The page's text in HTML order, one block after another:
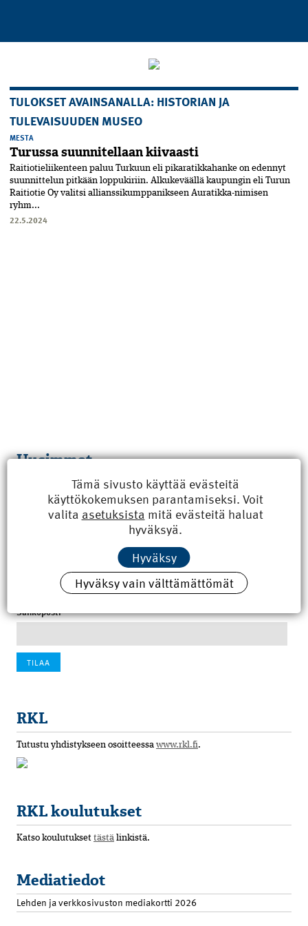
TULOKSET AVAINSANALLA: HISTORIAN JA
TULEVAISUUDEN MUSEO
MESTA
Turussa suunnitellaan kiivaasti
Raitiotieliikenteen paluu Turkuun eli pikaratikkahanke on edennyt
suunnittelun pitkään loppu­kiriin. Alkukeväällä kaupungin eli Turun
Raitiotie Oy valitsi allianssikumppanikseen Auratikka-nimisen
ryhm...
22.5.2024
Uusimmat
Kyberisku kiinteistötietoihin haittaisi energiarakentamista
8.6.2026 15:21
100 vuotta sitten: Rajajoen uusi rautatiesilta
Tilaa uutiskirje
Sähköposti
RKL
Tutustu yhdistykseen osoitteessa www.rkl.fi.
RKL koulutukset
Katso koulutukset tästä linkistä.
Mediatiedot
Lehden ja verkkosivuston mediakortti 2026
Tämä sivusto käyttää evästeitä
käyttökokemuksen parantamiseksi. Voit
valita asetuksista mitä evästeitä haluat
hyväksyä.
Hyväksy
Hyväksy vain välttämättömät